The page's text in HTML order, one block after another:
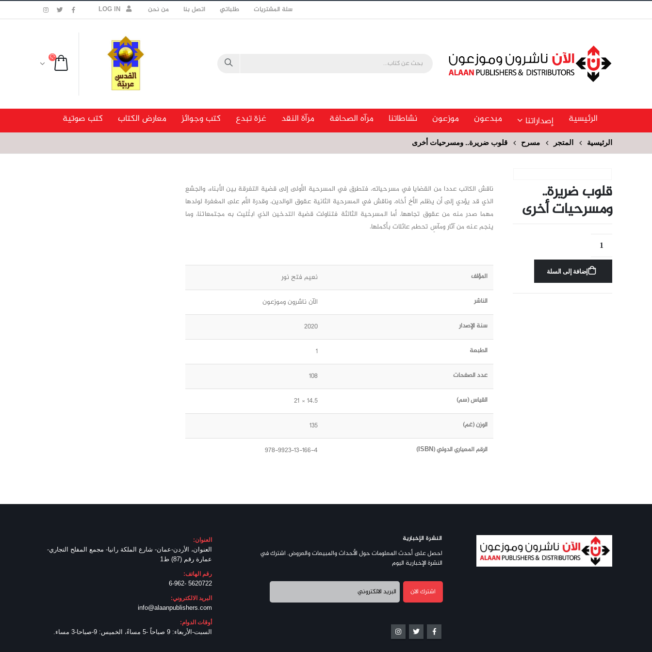
سلة المشتريات طلباتي اتصل بنا من نحن LOG IN
الرئيسية إصداراتنا مبدعون موزعون نشاطاتنا مرآه الصحافة مرآة النقد غزة تبدع كتب وجوائز معارض الكتاب كتب صوتية
الرئيسية المتجر مسرح قلوب ضريرة.. ومسرحيات أخرى
قلوب ضريرة..
ومسرحيات أخرى
إضافة إلى السلة
ناقش الكاتب عددا من القضايا في مسرحياته، فتطرق في المسرحية الأولى إلى قضية التفرقة بين الأبناء، والجشع
الذي قد يؤدي إلى أن يظلم الأخ أخاه. وناقش في المسرحية الثانية عقوق الوالدين، وقدرة الأم على المغفرة لولدها
مهما صدر منه من عقوق تجاهها. أما المسرحية الثالثة فتناولت قضية التدخين الذي ابتُليت به مجتمعاتنا، وما
ينجم عنه من آثار ومآسٍ تحطم عائلات بأكملها.
المؤلف نعيم فتح نور
الناشر الآن ناشرون وموزعون
سنة الإصدار 2020
الطبعة 1
عدد الصفحات 108
القياس (سم) 14.5 × 21
الوزن (غم) 135
الرقم المعياري الدولي (ISBN) 978-9923-13-166-4
النشرة الإخبارية
احصل على أحدث المعلومات حول الأحداث والمبيعات والعروض. اشترك في
النشرة الإخبارية اليوم
العنوان:
العنوان، الأردن-عمان- شارع الملكة رانيا- مجمع المفلح التجاري-
عمارة رقم (87) ط1
رقم الهاتف:
5620722 -6-962
البريد الالكتروني:
info@alaanpublishers.com
أوقات الدوام:
السبت-الأربعاء: 9 صباحاً -5 مساءً، الخميس: 9-صباحا-3 مساء.